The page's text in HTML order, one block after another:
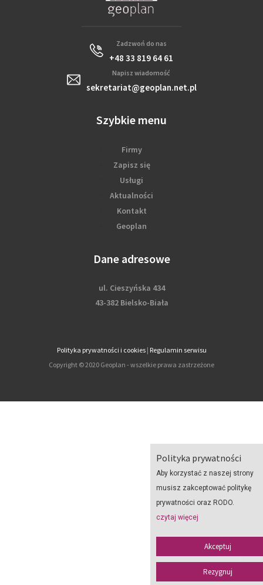
Polityka prywatności
Aby korzystać z naszej strony
musisz zakceptować politykę
prywatności oraz RODO.
czytaj więcej
Akceptuj
Rezygnuj
Zadzwoń do nas
+48 33 819 64 61
Napisz wiadomość
sekretariat@geoplan.net.pl
Szybkie menu
Firmy
Zapisz się
Usługi
Aktualności
Kontakt
Geoplan
Dane adresowe
ul. Cieszyńska 434
43-382 Bielsko-Biała
Polityka prywatności i cookies| Regulamin serwisu
Copyright © 2020 Geoplan - wszelkie prawa zastrzeżone